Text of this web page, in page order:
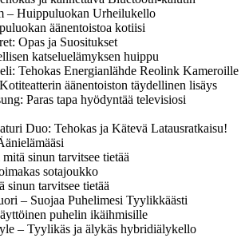
– Huippuluokan Urheilukello
äänentoistoa kotiisi
Opas ja Suositukset
katseluelämyksen huippu
Tehokas Energianlähde Reolink Kameroille
äänentoiston täydellinen lisäys
Paras tapa hyödyntää televisiosi
Duo: Tehokas ja Kätevä Latausratkaisu!
sinun tarvitsee tietää
sotajoukko
tarvitsee tietää
– Suojaa Puhelimesi Tyylikkäästi
puhelin ikäihmisille
– Tyylikäs ja älykäs hybridiälykello